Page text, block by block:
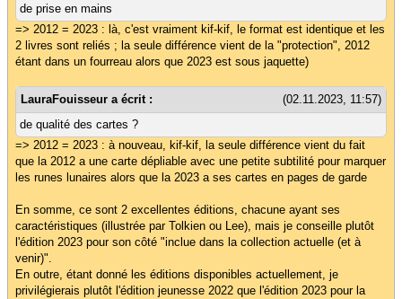
de prise en mains
=> 2012 = 2023 : là, c'est vraiment kif-kif, le format est identique et les
2 livres sont reliés ; la seule différence vient de la "protection", 2012
étant dans un fourreau alors que 2023 est sous jaquette)
(02.11.2023, 11:57)
LauraFouisseur a écrit :
de qualité des cartes ?
=> 2012 = 2023 : à nouveau, kif-kif, la seule différence vient du fait
que la 2012 a une carte dépliable avec une petite subtilité pour marquer
les runes lunaires alors que la 2023 a ses cartes en pages de garde
En somme, ce sont 2 excellentes éditions, chacune ayant ses
caractéristiques (illustrée par Tolkien ou Lee), mais je conseille plutôt
l'édition 2023 pour son côté "inclue dans la collection actuelle (et à
venir)".
En outre, étant donné les éditions disponibles actuellement, je
privilégierais plutôt l'édition jeunesse 2022 que l'édition 2023 pour la